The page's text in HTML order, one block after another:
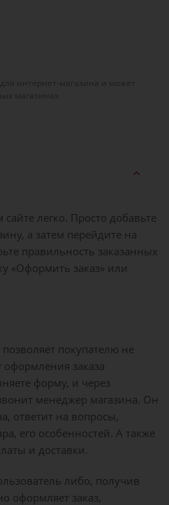
легко. Просто добавьте
а затем перейдите на
правильность заказанных
«Оформить заказ» или
покупателю не
заказа
форму, и через
менеджер магазина. Он
ответит на вопросы,
его особенностей. А также
и доставки.
либо, получив
оформляет заказ,